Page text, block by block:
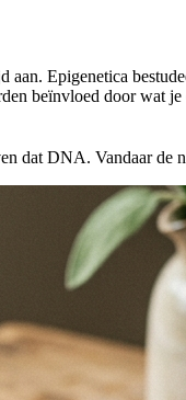
aan. Epigenetica
beïnvloed door wat je
dat DNA. Vandaar de